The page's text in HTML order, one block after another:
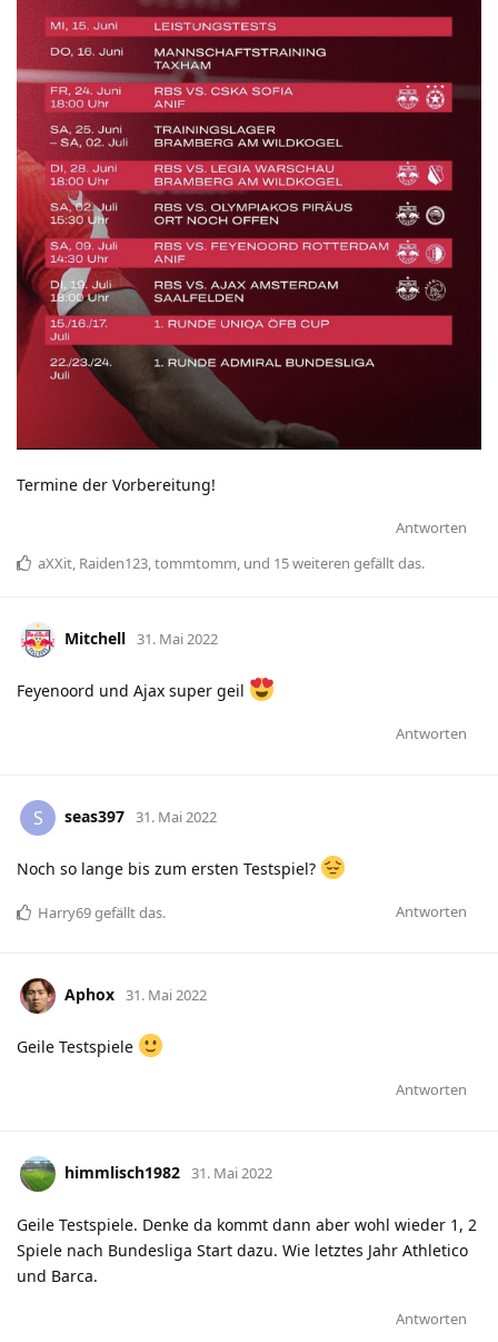
Termine der Vorbereitung!
Antworten
aXXit, Raiden123,tommtomm, und 15weiteren gefällt das.
Mitchell 31. Mai 2022
Feyenoord und Ajax super geil
Antworten
S seas397 31. Mai 2022
Noch so lange bis zum ersten Testspiel?
Antworten
Harry69gefällt das.
Aphox 31. Mai 2022
Geile Testspiele
Antworten
himmlisch1982 31. Mai 2022
Geile Testspiele. Denke da kommt dann aber wohl wieder 1, 2
Spiele nach Bundesliga Start dazu. Wie letztes Jahr Athletico
und Barca.
Antworten